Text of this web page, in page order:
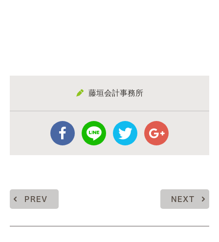
藤垣会計事務所
PREV NEXT